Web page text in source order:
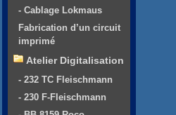
- Cablage Lokmaus
Fabrication d’un circuit
imprimé
Atelier Digitalisation
- 232 TC Fleischmann
- 230 F-Fleischmann